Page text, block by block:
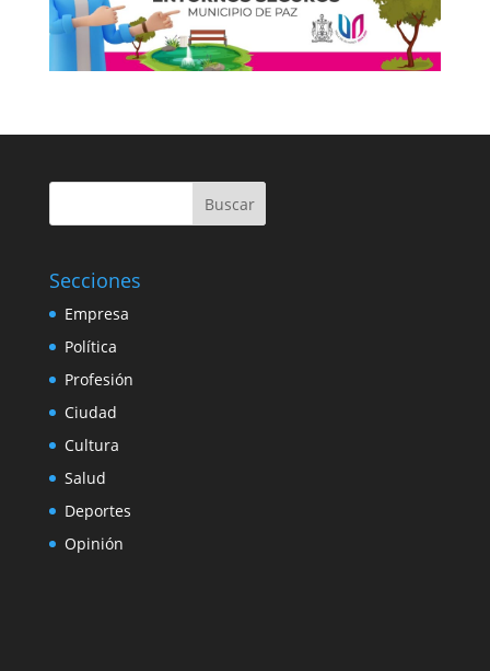
Buscar
Secciones
Empresa
Política
Profesión
Ciudad
Cultura
Salud
Deportes
Opinión